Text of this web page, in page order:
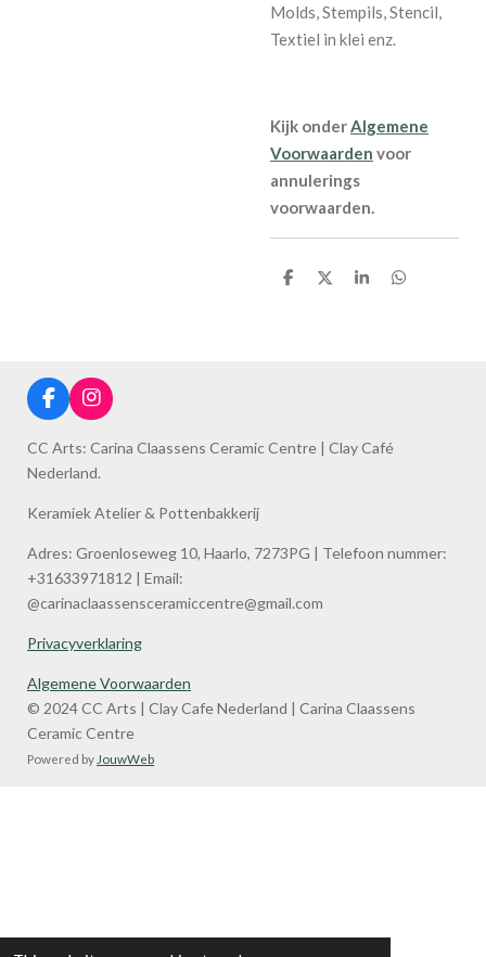
Molds, Stempils, Stencil,
Textiel in klei enz.
Kijk onderAlgemene
Voorwaarden voor
annulerings
voorwaarden.
S
S
S
S
F
a
c
e
b
o
I
n
s
t
a
g
r
m
CC Arts: Carina Claassens Ceramic Centre | Clay Café
Nederland.
Keramiek Atelier & Pottenbakkerij
Adres: Groenloseweg 10, Haarlo, 7273PG | Telefoon nummer:
+31633971812 | Email:
@carinaclaassensceramiccentre@gmail.com
Privacyverklaring
Algemene Voorwaarden
© 2024 CC Arts | Clay Cafe Nederland | Carina Claassens
Ceramic Centre
Powered by JouwWeb